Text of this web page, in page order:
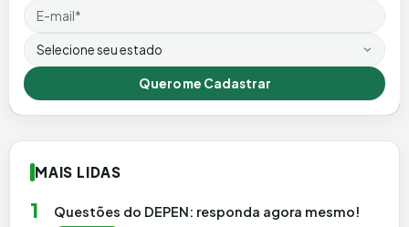
Email
Estado
Quero me Cadastrar
MAIS LIDAS
1 Questões do DEPEN: responda agora mesmo!